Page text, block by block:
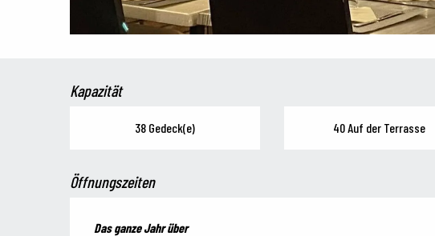
Kapazität
38 Gedeck(e) 40 Auf der Terrasse
Öffnungszeiten
Das ganze Jahr über
Das ganze Jahr über